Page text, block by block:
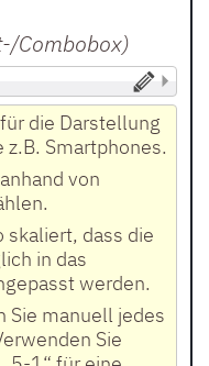
Combobox)
die Darstellung
Smartphones.
von
skaliert, dass die
in das
werden.
Sie manuell jedes
Sie